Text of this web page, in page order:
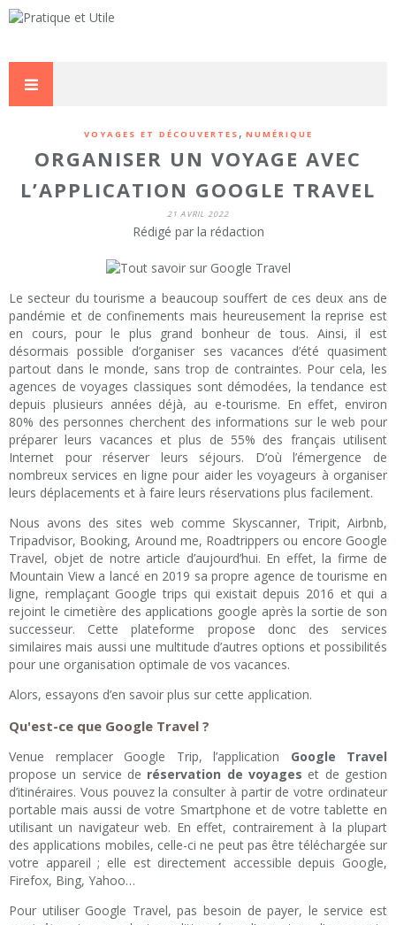
VOYAGES ET DÉCOUVERTES , NUMÉRIQUE
ORGANISER UN VOYAGE AVEC
L’APPLICATION GOOGLE TRAVEL
21 AVRIL 2022
Rédigé par la rédaction
Le secteur du tourisme a beaucoup souffert de ces deux ans de
pandémie et de confinements mais heureusement la reprise est
en cours, pour le plus grand bonheur de tous. Ainsi, il est
désormais possible d’organiser ses vacances d’été quasiment
partout dans le monde, sans trop de contraintes. Pour cela, les
agences de voyages classiques sont démodées, la tendance est
depuis plusieurs années déjà, au e-tourisme. En effet, environ
80% des personnes cherchent des informations sur le web pour
préparer leurs vacances et plus de 55% des français utilisent
Internet pour réserver leurs séjours. D’où l’émergence de
nombreux services en ligne pour aider les voyageurs à organiser
leurs déplacements et à faire leurs réservations plus facilement.
Nous avons des sites web comme Skyscanner, Tripit, Airbnb,
Tripadvisor, Booking, Around me, Roadtrippers ou encore Google
Travel, objet de notre article d’aujourd’hui. En effet, la firme de
Mountain View a lancé en 2019 sa propre agence de tourisme en
ligne, remplaçant Google trips qui existait depuis 2016 et qui a
rejoint le cimetière des applications google après la sortie de son
successeur. Cette plateforme propose donc des services
similaires mais aussi une multitude d’autres options et possibilités
pour une organisation optimale de vos vacances.
Alors, essayons d’en savoir plus sur cette application.
Qu'est-ce que Google Travel ?
Venue remplacer Google Trip, l’application Google Travel
propose un service de réservation de voyages et de gestion
d’itinéraires. Vous pouvez la consulter à partir de votre ordinateur
portable mais aussi de votre Smartphone et de votre tablette en
utilisant un navigateur web. En effet, contrairement à la plupart
des applications mobiles, celle-ci ne peut pas être téléchargée sur
votre appareil ; elle est directement accessible depuis Google,
Firefox, Bing, Yahoo…
Pour utiliser Google Travel, pas besoin de payer, le service est